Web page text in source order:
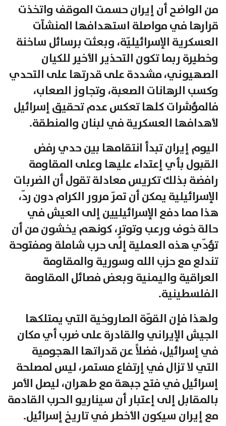
من الواضح أن إيران حسمت الموقف واتخذت
قرارها في مواصلة استهدافها المنشآت
العسكرية الإسرائيليّة، وبعثت برسائل ساخنة
وخطيرة ربما تكون التحذير الأخير للكيان
الصهيوني، مشددة على قدرتها على التحدي
وكسب الرهانات الصعبة، وتجاوز الصعاب،
فالمؤشرات كلها تعكس عدم تحقيق إسرائيل
لأهدافها العسكرية في لبنان والمنطقة.
اليوم إيران تبدأ انتقامها بين حدي رفض
القبول بأي إعتداء عليها وعلى المقاومة
رافضة بذلك تكريس معادلة تقول أن الضربات
الإسرائيلية يمكن أن تمرّ مرور الكرام دون ردّ،
هذا مما دفع الإسرائيليين إلى العيش في
حالة خوف ورعب وتوترٍ، كونهم يخشون من أن
تؤدّي هذه العملية إلى حرب شاملة ومفتوحة
تندلع مع حزب الله وسورية والمقاومة
العراقية واليمنية وبعض فصائل المقاومة
الفلسطينية.
ولهذا فإن القوّة الصاروخية التي يمتلكها
الجيش الإيراني والقادرة على ضرب أي مكان
في إسرائيل، فضلاً عن قدراتها الهجومية
التي لا تزال في إرتفاع مستمر، ليس لمصلحة
إسرائيل في فتح جبهة مع طهران، ليصل الأمر
بالمقابل إلى إعتبار أن سيناريو الحرب القادمة
مع إيران سيكون الأخطر في تاريخ إسرائيل.